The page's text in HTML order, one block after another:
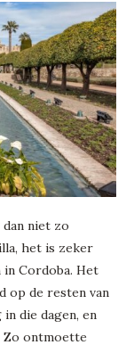
dan niet zo
het is zeker
in Cordoba. Het
op de resten van
die dagen, en
Zo ontmoette